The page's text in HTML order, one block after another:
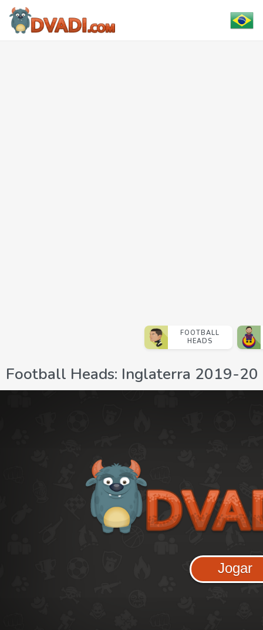
FOOTBALL
HEADS
Football Heads: Inglaterra 2019-20
Jogar